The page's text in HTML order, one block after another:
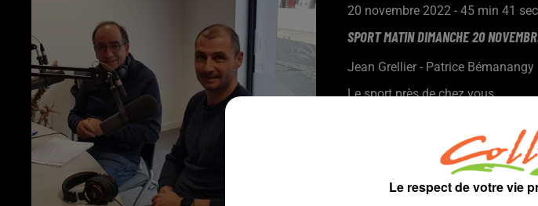
20 novembre 2022 - 45 min 41 sec
SPORT MATIN DIMANCHE 20
Jean Grellier - Patrice Bémanangy
Le sport près de chez vous
Boris Dessenoix du TCG invité fil
Qualification pour le prochain tour
football de Niort, La Chataigneraie
Basket Elite : victoire de Cholet à
Victoire du TCB hier en ouverture
Le respect de votre vie